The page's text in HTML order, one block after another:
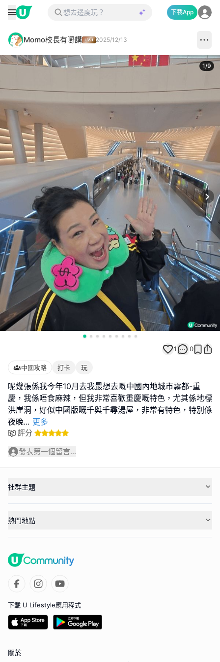
下載App
Momo校長有嘢講 2025/12/13
1/9
1 0
中國攻略 打卡 玩
呢幾張係我今年10月去我最想去嘅中國內地城市霧都-重
慶，我係唔食麻辣，但我非常喜歡重慶嘅特色，尤其係地標
洪崖洞，好似中國版嘅千與千尋湯屋，非常有特色，特別係
夜晚... 更多
評分
發表第一個留言...
社群主題
熱門地點
下載 U Lifestyle應用程式
關於